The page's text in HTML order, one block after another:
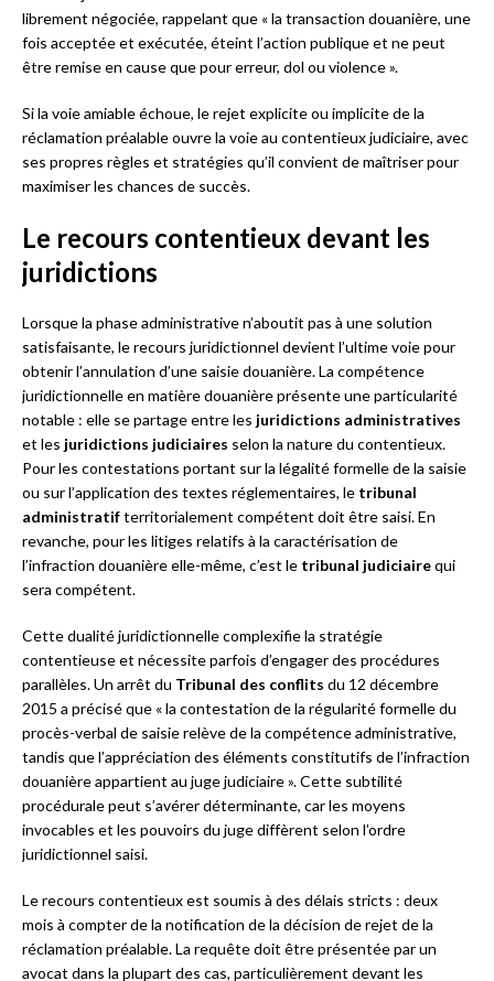
librement négociée, rappelant que « la transaction douanière, une
fois acceptée et exécutée, éteint l’action publique et ne peut
être remise en cause que pour erreur, dol ou violence ».
Si la voie amiable échoue, le rejet explicite ou implicite de la
réclamation préalable ouvre la voie au contentieux judiciaire, avec
ses propres règles et stratégies qu’il convient de maîtriser pour
maximiser les chances de succès.
Le recours contentieux devant les
juridictions
Lorsque la phase administrative n’aboutit pas à une solution
satisfaisante, le recours juridictionnel devient l’ultime voie pour
obtenir l’annulation d’une saisie douanière. La compétence
juridictionnelle en matière douanière présente une particularité
notable : elle se partage entre les juridictions administratives
et les juridictions judiciaires selon la nature du contentieux.
Pour les contestations portant sur la légalité formelle de la saisie
ou sur l’application des textes réglementaires, le tribunal
administratifterritorialement compétent doit être saisi. En
revanche, pour les litiges relatifs à la caractérisation de
l’infraction douanière elle-même, c’est le tribunal judiciairequi
sera compétent.
Cette dualité juridictionnelle complexifie la stratégie
contentieuse et nécessite parfois d’engager des procédures
parallèles. Un arrêt du Tribunal des conflits du 12 décembre
2015 a précisé que « la contestation de la régularité formelle du
procès-verbal de saisie relève de la compétence administrative,
tandis que l’appréciation des éléments constitutifs de l’infraction
douanière appartient au juge judiciaire ». Cette subtilité
procédurale peut s’avérer déterminante, car les moyens
invocables et les pouvoirs du juge diffèrent selon l’ordre
juridictionnel saisi.
Le recours contentieux est soumis à des délais stricts : deux
mois à compter de la notification de la décision de rejet de la
réclamation préalable. La requête doit être présentée par un
avocat dans la plupart des cas, particulièrement devant les